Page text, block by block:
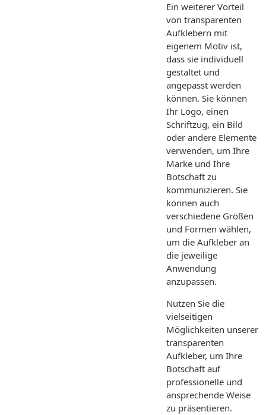
Ein weiterer Vorteil
von transparenten
Aufklebern mit
eigenem Motiv ist,
dass sie individuell
gestaltet und
angepasst werden
können. Sie können
Ihr Logo, einen
Schriftzug, ein Bild
oder andere Elemente
verwenden, um Ihre
Marke und Ihre
Botschaft zu
kommunizieren. Sie
können auch
verschiedene Größen
und Formen wählen,
um die Aufkleber an
die jeweilige
Anwendung
anzupassen.
Nutzen Sie die
vielseitigen
Möglichkeiten unserer
transparenten
Aufkleber, um Ihre
Botschaft auf
professionelle und
ansprechende Weise
zu präsentieren.